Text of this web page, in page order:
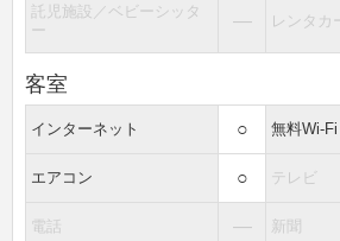
託児施設／ベビーシッタ
ー
― レンタカ
客室
インターネット ○ 無料Wi-Fi
エアコン ○ テレビ
電話 ― 新聞